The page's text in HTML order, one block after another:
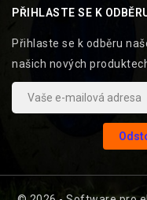
PŘIHLASTE SE K
Přihlaste se k odběru
našich nových